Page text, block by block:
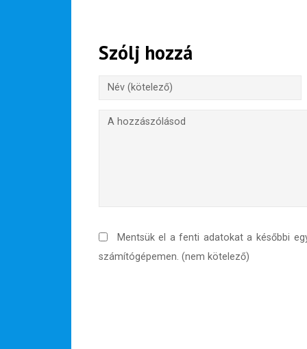
Email Cím*
Költözünk!
Szólj hozzá
Mentsük el a fenti adatokat a későbbi
számítógépemen. (nem kötelező)